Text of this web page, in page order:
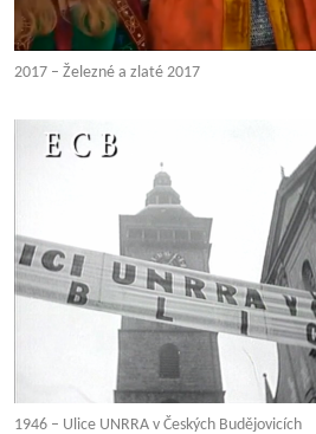
2017 – Železné a zlaté 2017
1946 – Ulice UNRRA v Českých Budějovicích